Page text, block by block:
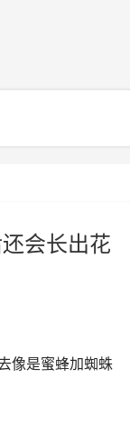
会长出花
像是蜜蜂加蜘蛛